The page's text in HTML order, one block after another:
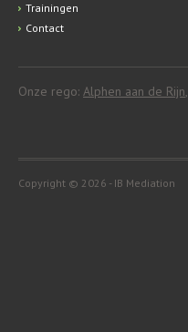
Trainingen
Contact
Onze rego: Alphen aan de Rijn,
Copyright © 2026 - IB Mediation